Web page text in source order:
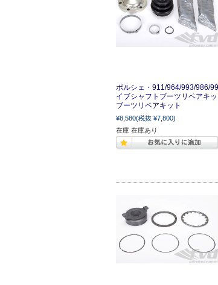
ポルシェ・911/964/993/986/
イブシャフトブーツリペアキ
ブーツリペアキット
¥8,580(税抜 ¥7,800)
在庫 在庫あり